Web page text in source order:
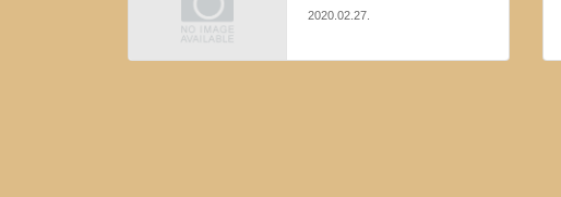
2020.02.27.